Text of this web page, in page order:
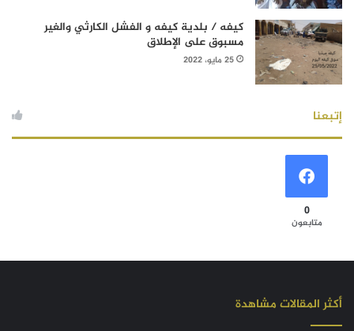
كيفه / بلدية كيفه و الفشل الكارثي والغير
مسبوق على الإطلاق
25 مايو، 2022
إتبعنا
0
متابعون
أكثر المقالات مشاهدة